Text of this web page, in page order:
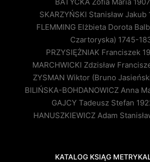
SKARZYŃSKI Stanisław
FLEMMING Elżbieta Dorota
Czartoryska) 1745-
PRZYSIĘŻNIAK Franciszek
MARCHWICKI Zdzisław
ZYSMAN Wiktor (Bruno
BILIŃSKA-BOHDANOWICZ Anna
GAJCY Tadeusz Stefan
HANUSZKIEWICZ Adam
KATALOG KSIĄG